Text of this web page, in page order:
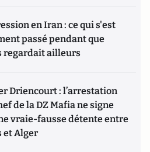
en Iran : ce qui s'est
passé pendant que
regardait ailleurs
Driencourt : l’arrestation
de la DZ Mafia ne signe
vraie-fausse détente entre
et Alger